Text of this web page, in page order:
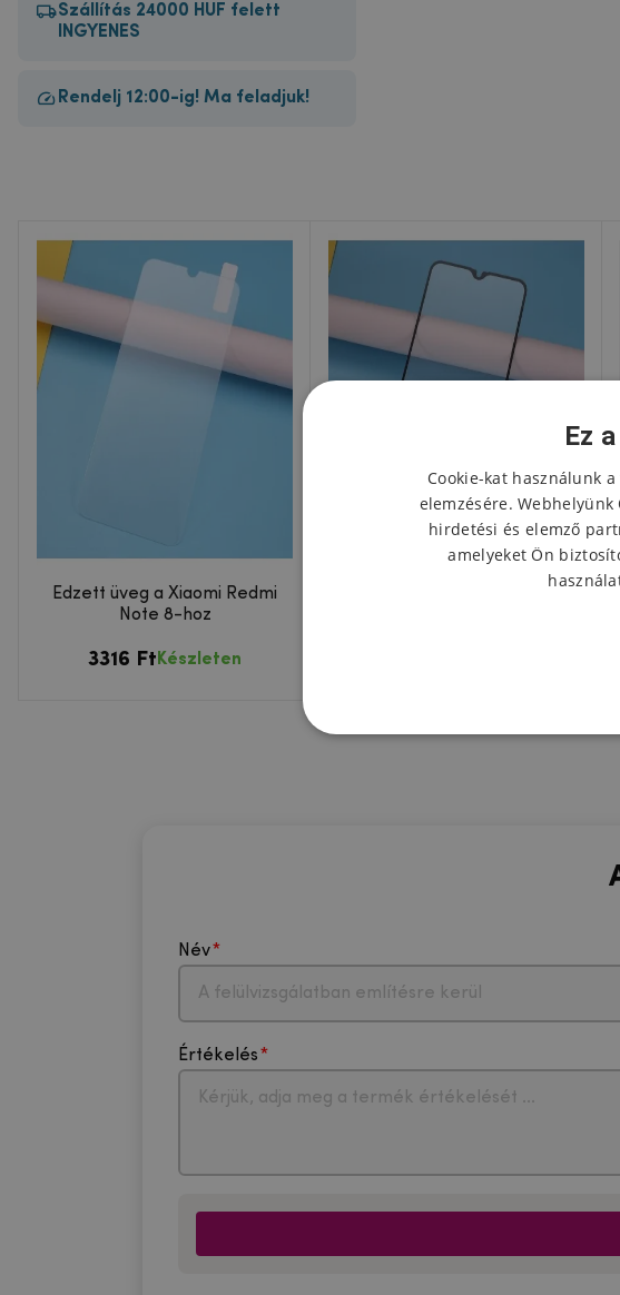
Szállítás 24000 HUF felett
INGYENES
Rendelj 12:00-ig! Ma feladjuk!
Edzett üveg a Xiaomi Redmi
Note 8-hoz
3316 Ft Készleten
Név
Értékelés
Ez
Cookie-kat használunk
elemzésére.
hirdetési és elemző
amelyeket Ön